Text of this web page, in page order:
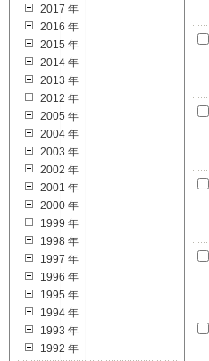
2017 年
2016 年
2015 年
2014 年
2013 年
2012 年
2005 年
2004 年
2003 年
2002 年
2001 年
2000 年
1999 年
1998 年
1997 年
1996 年
1995 年
1994 年
1993 年
1992 年